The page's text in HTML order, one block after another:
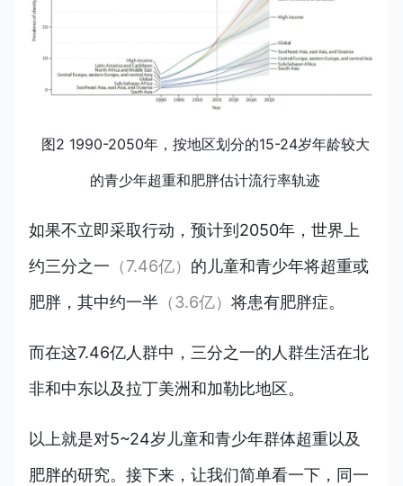
图2 1990-2050年，按地区划分的15-24岁年龄较大
的青少年超重和肥胖估计流行率轨迹
如果不立即采取行动，预计到2050年，世界上
约三分之一 （7.46亿） 的儿童和青少年将超重或
肥胖，其中约一半 （3.6亿） 将患有肥胖症。
而在这7.46亿人群中，三分之一的人群生活在北
非和中东以及拉丁美洲和加勒比地区。
以上就是对5~24岁儿童和青少年群体超重以及
肥胖的研究。接下来，让我们简单看一下，同一